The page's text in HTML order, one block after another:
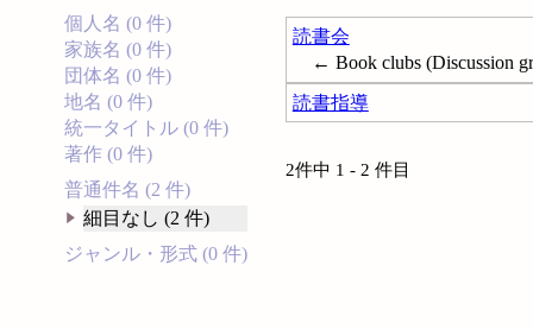
個人名 (0 件)
家族名 (0 件)
団体名 (0 件)
地名 (0 件)
統一タイトル (0 件)
著作 (0 件)
普通件名 (2 件)
細目なし (2 件)
ジャンル・形式 (0 件)
読書会
← Book clubs (Discussion
読書指導
2件中 1 - 2 件目